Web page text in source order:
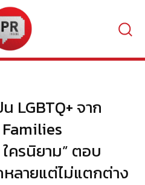
LGBTQ+ จาก
ครนิยาม” ตอบ
ลายแต่ไม่แตกต่าง